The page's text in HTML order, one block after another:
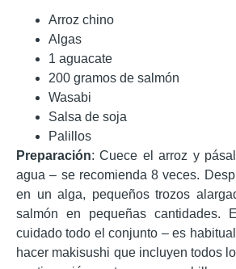
Arroz chino
Algas
1 aguacate
200 gramos de salmón
Wasabi
Salsa de soja
Palillos
Preparación: Cuece el arroz y
agua – se recomienda 8 veces.
en un alga, pequeños trozos
salmón en pequeñas cantidades.
cuidado todo el conjunto – es
hacer makisushi que incluyen todos